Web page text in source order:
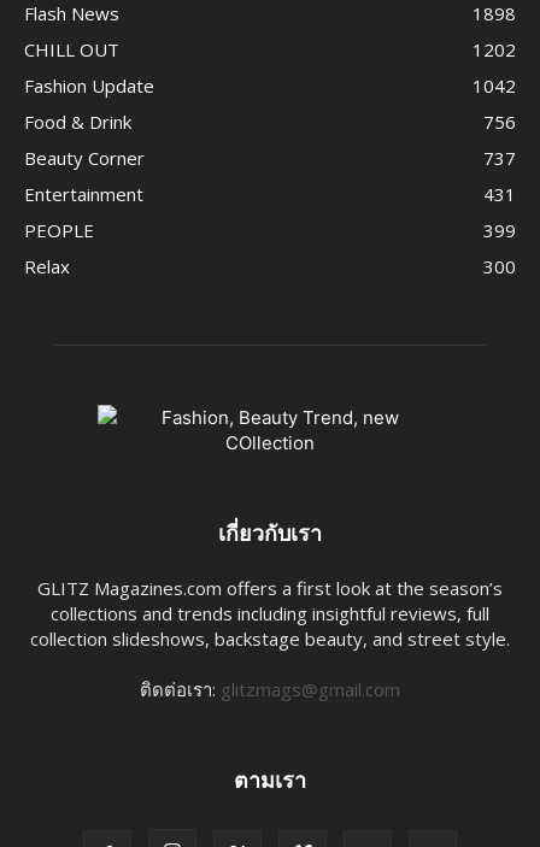
Flash News
1898
CHILL OUT
1202
Fashion Update
1042
Food & Drink
756
Beauty Corner
737
Entertainment
431
PEOPLE
399
Relax
300
เกี่ยวกับเรา
GLITZ Magazines.com offers a first look at the season’s
collections and trends including insightful reviews, full
collection slideshows, backstage beauty, and street style.
ติดต่อเรา: glitzmags@gmail.com
ตามเรา